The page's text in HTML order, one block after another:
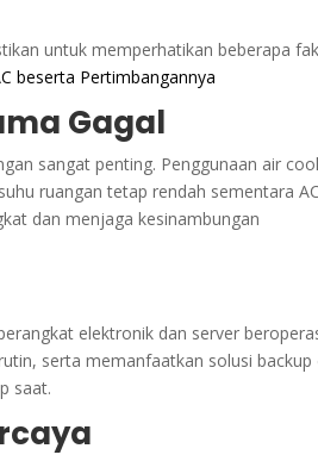
untuk memperhatikan beberapa
beserta Pertimbangannya
Gagal
sangat penting. Penggunaan air
ruangan tetap rendah sementara
dan menjaga kesinambungan
elektronik dan server
serta memanfaatkan solusi backup
saat.